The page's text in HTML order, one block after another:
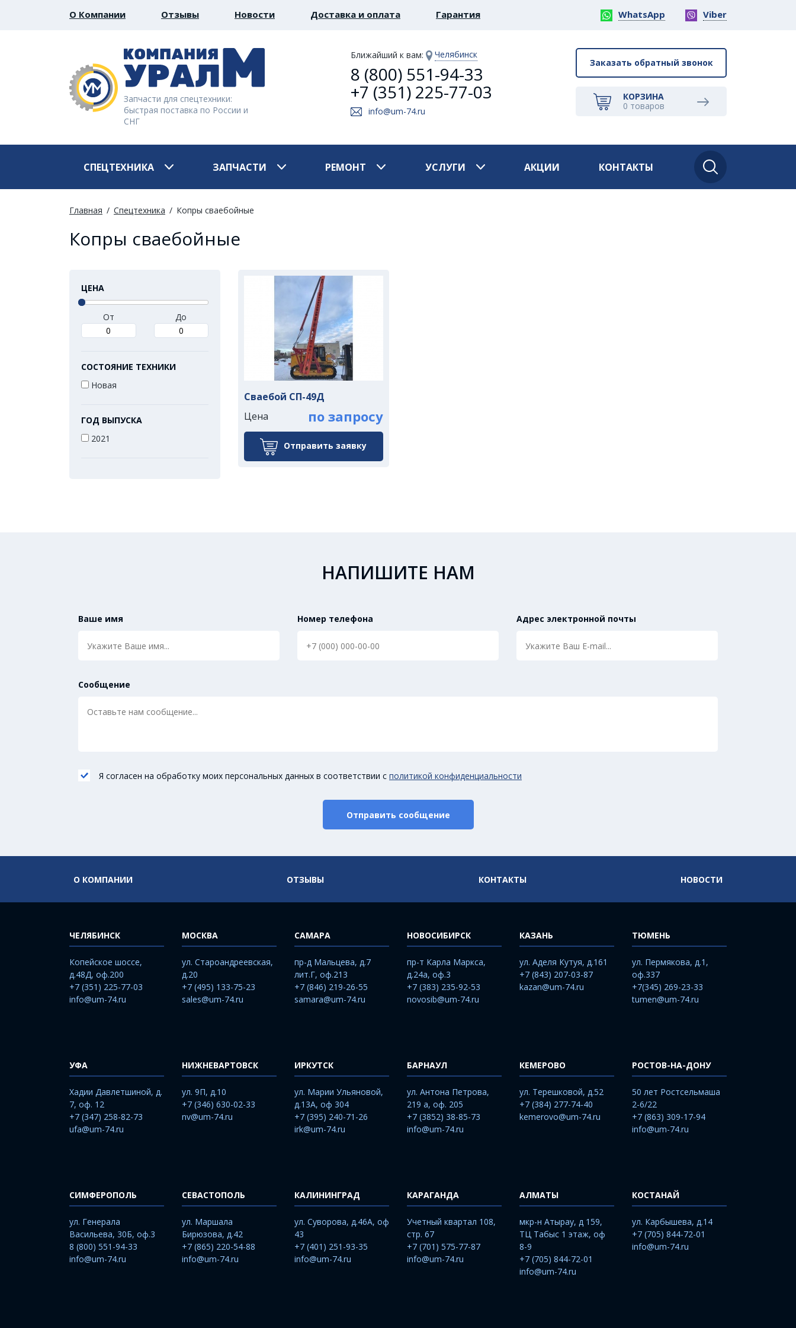
О Компании Отзывы Новости Доставка и оплата Гарантия WhatsApp Viber
Запчасти для спецтехники:
быстрая поставка по России и
СНГ
Ближайший к вам: Челябинск
8 (800) 551-94-33
+7 (351) 225-77-03
info@um-74.ru
Заказать обратный звонок
КОРЗИНА
0 товаров
СПЕЦТЕХНИКА ЗАПЧАСТИ РЕМОНТ УСЛУГИ АКЦИИ КОНТАКТЫ
Главная Спецтехника Копры сваебойные
Копры сваебойные
ЦЕНА
От До
СОСТОЯНИЕ ТЕХНИКИ
Новая
ГОД ВЫПУСКА
2021
Сваебой СП-49Д
Цена
по запросу
Отправить заявку
НАПИШИТЕ НАМ
Ваше имя Номер телефона Адрес электронной почты
Сообщение
Я согласен на обработку моих персональных данных в соответствии с политикой конфиденциальности
Отправить сообщение
О КОМПАНИИ ОТЗЫВЫ КОНТАКТЫ НОВОСТИ
ЧЕЛЯБИНСК
Копейское шоссе,
д.48Д, оф.200
+7 (351) 225-77-03
info@um-74.ru
МОСКВА
ул. Староандреевская,
д.20
+7 (495) 133-75-23
sales@um-74.ru
САМАРА
пр-д Мальцева, д.7
лит.Г, оф.213
+7 (846) 219-26-55
samara@um-74.ru
НОВОСИБИРСК
пр-т Карла Маркса,
д.24а, оф.3
+7 (383) 235-92-53
novosib@um-74.ru
КАЗАНЬ
ул. Аделя Кутуя, д.161
+7 (843) 207-03-87
kazan@um-74.ru
ТЮМЕНЬ
ул. Пермякова, д.1,
оф.337
+7(345) 269-23-33
tumen@um-74.ru
УФА
Хадии Давлетшиной, д.
7, оф. 12
+7 (347) 258-82-73
ufa@um-74.ru
НИЖНЕВАРТОВСК
ул. 9П, д.10
+7 (346) 630-02-33
nv@um-74.ru
ИРКУТСК
ул. Марии Ульяновой,
д.13А, оф 304
+7 (395) 240-71-26
irk@um-74.ru
БАРНАУЛ
ул. Антона Петрова,
219 а, оф. 205
+7 (3852) 38-85-73
info@um-74.ru
КЕМЕРОВО
ул. Терешковой, д.52
+7 (384) 277-74-40
kemerovo@um-74.ru
РОСТОВ-НА-ДОНУ
50 лет Ростсельмаша
2-6/22
+7 (863) 309-17-94
info@um-74.ru
СИМФЕРОПОЛЬ
ул. Генерала
Васильева, 30Б, оф.3
8 (800) 551-94-33
info@um-74.ru
СЕВАСТОПОЛЬ
ул. Маршала
Бирюзова, д.42
+7 (865) 220-54-88
info@um-74.ru
КАЛИНИНГРАД
ул. Суворова, д.46А, оф
43
+7 (401) 251-93-35
info@um-74.ru
КАРАГАНДА
Учетный квартал 108,
стр. 67
+7 (701) 575-77-87
info@um-74.ru
АЛМАТЫ
мкр-н Атырау, д 159,
ТЦ Табыс 1 этаж, оф
8-9
+7 (705) 844-72-01
info@um-74.ru
КОСТАНАЙ
ул. Карбышева, д.14
+7 (705) 844-72-01
info@um-74.ru